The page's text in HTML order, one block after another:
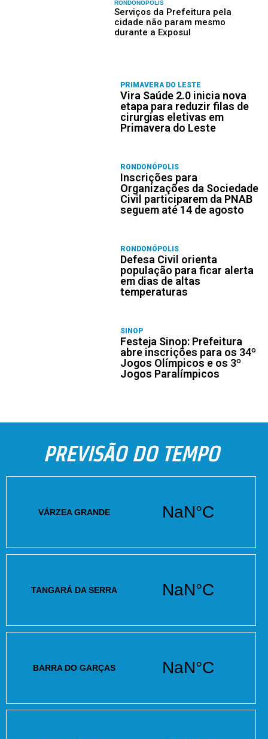
RONDONÓPOLIS
Serviços da Prefeitura pela
cidade não param mesmo
durante a Exposul
PRIMAVERA DO LESTE
Vira Saúde 2.0 inicia nova
etapa para reduzir filas de
cirurgias eletivas em
Primavera do Leste
RONDONÓPOLIS
Inscrições para
Organizações da Sociedade
Civil participarem da PNAB
seguem até 14 de agosto
RONDONÓPOLIS
Defesa Civil orienta
população para ficar alerta
em dias de altas
temperaturas
SINOP
Festeja Sinop: Prefeitura
abre inscrições para os 34º
Jogos Olímpicos e os 3º
Jogos Paralímpicos
PREVISÃO DO TEMPO